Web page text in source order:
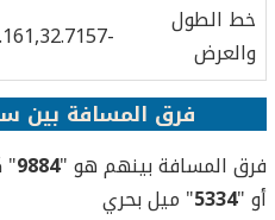
خط الطول
والعرض
-117.161,32.7157
فرق المسافة بين
فرق المسافة بينهم هو "9884
"
أو "5334" ميل بحري